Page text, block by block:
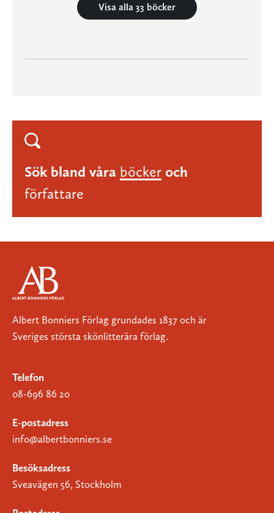
Visa alla 33 böcker
Sök bland våra böcker och
författare
Albert Bonniers Förlag grundades 1837 och är
Sveriges största skönlitterära förlag.
Telefon
08-696 86 20
E-postadress
info@albertbonniers.se
Besöksadress
Sveavägen 56, Stockholm